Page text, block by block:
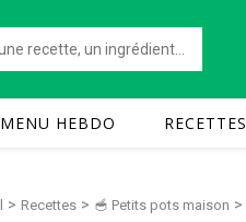
MENU HEBDO RECETTES
> Recettes > 🥣 Petits pots maison >